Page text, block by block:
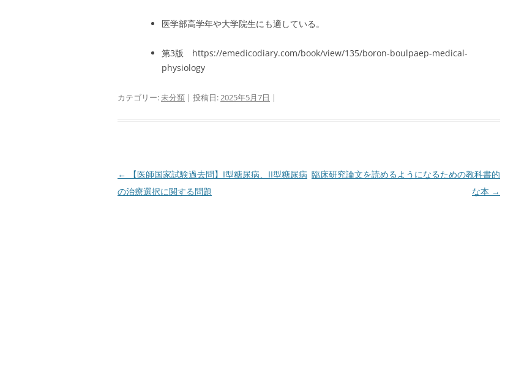
医学部高学年や大学院生にも適している。
第3版 https://emedicodiary.com/book/view/135/boron-boulpaep-medical-
physiology
カテゴリー:未分類 | 投稿日:2025年5月7日 |
投
稿
←
【医師国家試験過去問】I型糖尿病、II型糖尿病
の治療選択に関する問題
臨床研究論文を読めるようになるための教科書的
な本 →